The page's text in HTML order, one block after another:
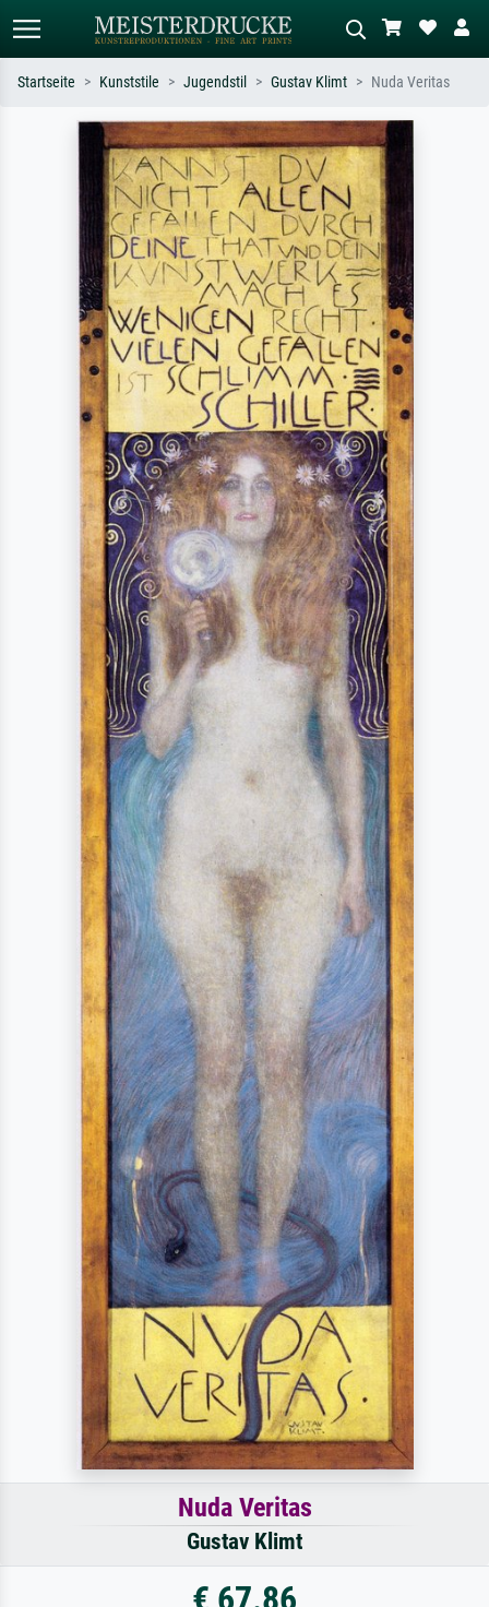
Standardsuche KI-Bildersuche
Suchen Sie nach Künstlern, Werktiteln
oder Stilen – z.B. Monet,
Sternennacht, Impressionismus, Welle
Hokusai, Akt.
Beschreiben Sie die Szene – z.B. Grüne
Wiese, Abstrakt mit viel Rot, Dunkles
Ölgemälde, Stehender Akt neben einem
Baum.
Startseite Kunststile Jugendstil Gustav Klimt Nuda Veritas
Nuda Veritas
Gustav Klimt